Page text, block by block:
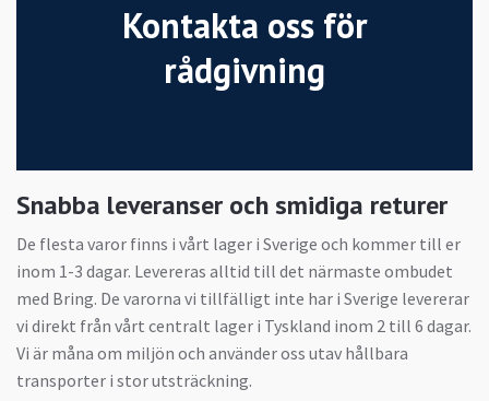
Kontakta oss för
rådgivning
Snabba leveranser och smidiga returer
De flesta varor finns i vårt lager i Sverige och kommer till er
inom 1-3 dagar. Levereras alltid till det närmaste ombudet
med Bring. De varorna vi tillfälligt inte har i Sverige levererar
vi direkt från vårt centralt lager i Tyskland inom 2 till 6 dagar.
Vi är måna om miljön och använder oss utav hållbara
transporter i stor utsträckning.